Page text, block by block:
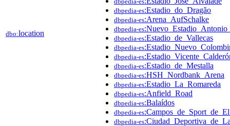
dbo:location
dbpedia-es:Estadio_do_Dragão
dbpedia-es:Arena_AufSchalke
dbpedia-es
dbpedia-es:Estadio_de_Vallecas
dbpedia-es
dbpedia-es
dbpedia-es:Estadio_de_Mestalla
dbpedia-es:HSH_Nordbank_Arena
dbpedia-es:Estadio_La_Romareda
dbpedia-es:Anfield_Road
dbpedia-es:Balaídos
dbpedia-es
dbpedia-es